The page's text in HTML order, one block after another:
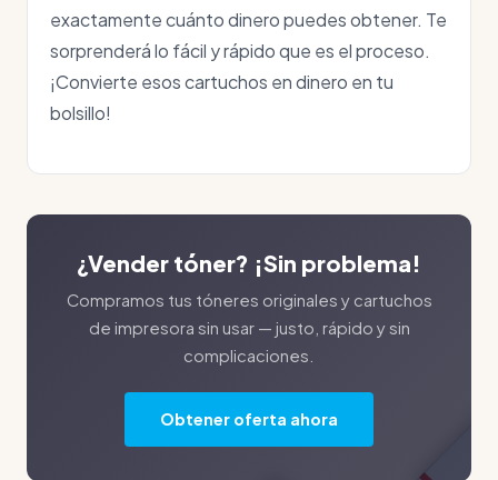
exactamente cuánto dinero puedes obtener. Te
sorprenderá lo fácil y rápido que es el proceso.
¡Convierte esos cartuchos en dinero en tu
bolsillo!
¿Vender tóner? ¡Sin problema!
Compramos tus tóneres originales y cartuchos
de impresora sin usar — justo, rápido y sin
complicaciones.
Obtener oferta ahora